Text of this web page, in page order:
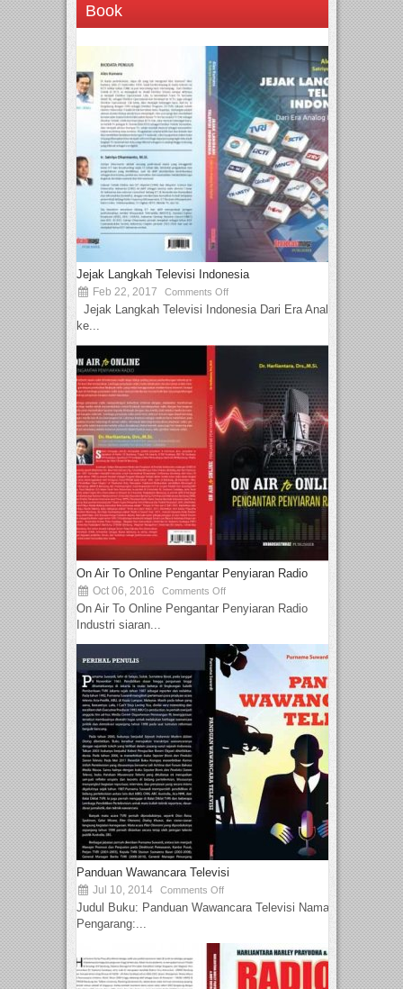
Book
Jejak Langkah Televisi Indonesia
Feb 22, 2017 Comments Off
Jejak Langkah Televisi Indonesia Dari Era Analog
ke...
On Air To Online Pengantar Penyiaran Radio
Oct 06, 2016 Comments Off
On Air To Online Pengantar Penyiaran Radio
Industri siaran...
Panduan Wawancara Televisi
Jul 10, 2014 Comments Off
Judul Buku: Panduan Wawancara Televisi Nama
Pengarang:...